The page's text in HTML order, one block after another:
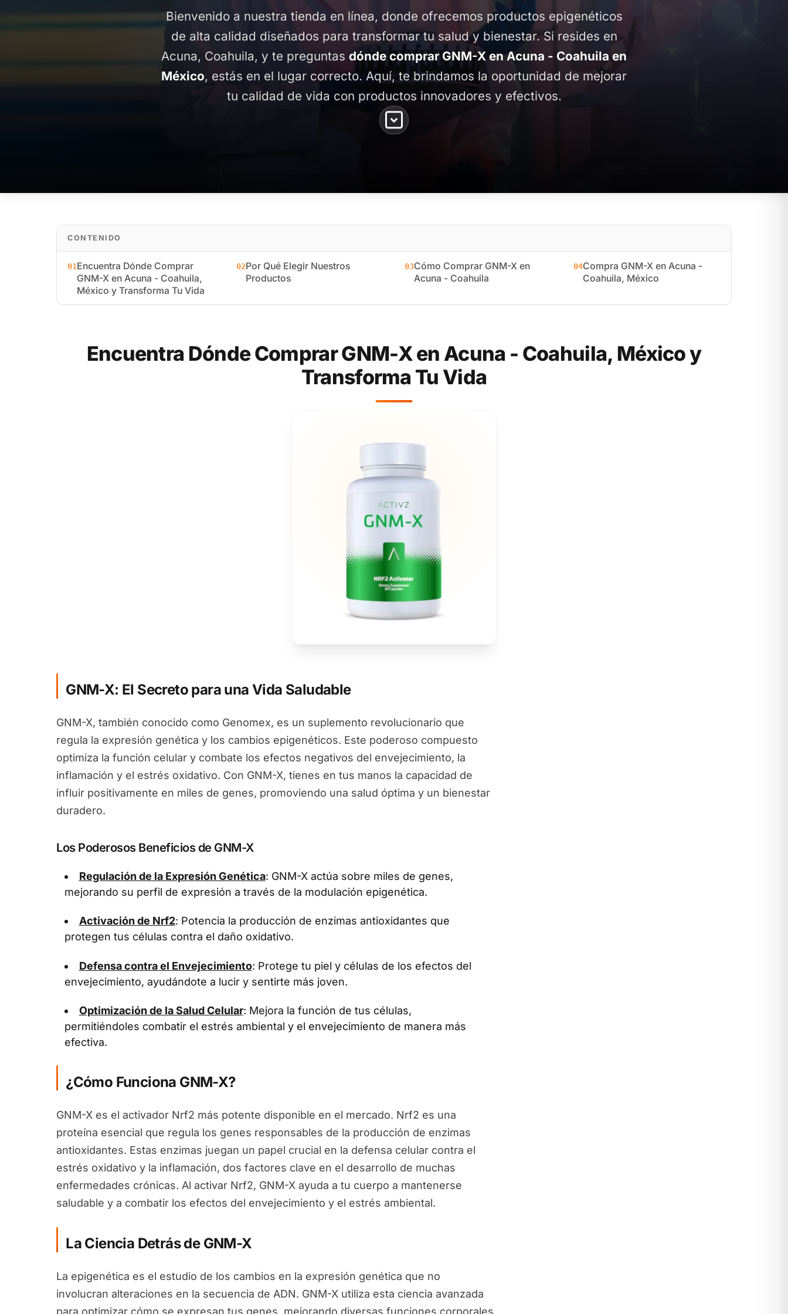
Bienvenido a nuestra tienda en línea, donde ofrecemos productos epigenéticos
de alta calidad diseñados para transformar tu salud y bienestar. Si resides en
Acuna, Coahuila, y te preguntas dónde comprar GNM-X en Acuna - Coahuila en
México, estás en el lugar correcto. Aquí, te brindamos la oportunidad de mejorar
tu calidad de vida con productos innovadores y efectivos.
CONTENIDO
01Encuentra Dónde Comprar
GNM-X en Acuna - Coahuila,
México y Transforma Tu Vida
02Por Qué Elegir Nuestros
Productos
03Cómo Comprar GNM-X en
Acuna - Coahuila
04Compra GNM-X en Acuna -
Coahuila, México
Encuentra Dónde Comprar GNM-X en Acuna - Coahuila, México y
Transforma Tu Vida
GNM-X: El Secreto para una Vida Saludable
GNM-X, también conocido como Genomex, es un suplemento revolucionario que
regula la expresión genética y los cambios epigenéticos. Este poderoso compuesto
optimiza la función celular y combate los efectos negativos del envejecimiento, la
inflamación y el estrés oxidativo. Con GNM-X, tienes en tus manos la capacidad de
influir positivamente en miles de genes, promoviendo una salud óptima y un bienestar
duradero.
Los Poderosos Beneficios de GNM-X
Regulación de la Expresión Genética: GNM-X actúa sobre miles de genes,
mejorando su perfil de expresión a través de la modulación epigenética.
Activación de Nrf2: Potencia la producción de enzimas antioxidantes que
protegen tus células contra el daño oxidativo.
Defensa contra el Envejecimiento: Protege tu piel y células de los efectos del
envejecimiento, ayudándote a lucir y sentirte más joven.
Optimización de la Salud Celular: Mejora la función de tus células,
permitiéndoles combatir el estrés ambiental y el envejecimiento de manera más
efectiva.
¿Cómo Funciona GNM-X?
GNM-X es el activador Nrf2 más potente disponible en el mercado. Nrf2 es una
proteína esencial que regula los genes responsables de la producción de enzimas
antioxidantes. Estas enzimas juegan un papel crucial en la defensa celular contra el
estrés oxidativo y la inflamación, dos factores clave en el desarrollo de muchas
enfermedades crónicas. Al activar Nrf2, GNM-X ayuda a tu cuerpo a mantenerse
saludable y a combatir los efectos del envejecimiento y el estrés ambiental.
La Ciencia Detrás de GNM-X
La epigenética es el estudio de los cambios en la expresión genética que no
involucran alteraciones en la secuencia de ADN. GNM-X utiliza esta ciencia avanzada
para optimizar cómo se expresan tus genes, mejorando diversas funciones corporales